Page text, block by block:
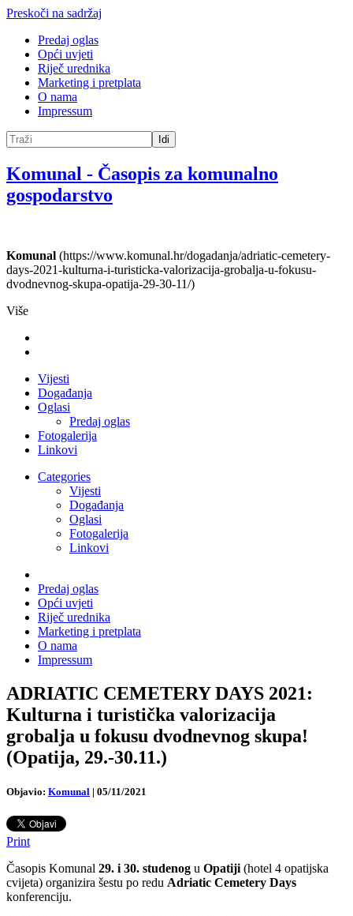
Preskoči na sadržaj
Predaj oglas
Opći uvjeti
Riječ urednika
Marketing i pretplata
O nama
Impressum
Idi
Komunal - Časopis za komunalno
gospodarstvo
Komunal (https://www.komunal.hr/dogadanja/adriatic-cemetery-
days-2021-kulturna-i-turisticka-valorizacija-grobalja-u-fokusu-
dvodnevnog-skupa-opatija-29-30-11/)
Više
Vijesti
Događanja
Oglasi
Predaj oglas
Fotogalerija
Linkovi
Categories
Vijesti
Događanja
Oglasi
Fotogalerija
Linkovi
Predaj oglas
Opći uvjeti
Riječ urednika
Marketing i pretplata
O nama
Impressum
ADRIATIC CEMETERY DAYS 2021:
Kulturna i turistička valorizacija
grobalja u fokusu dvodnevnog skupa!
(Opatija, 29.-30.11.)
Objavio: Komunal | 05/11/2021
Print
Časopis Komunal 29. i 30. studenog u Opatiji (hotel 4 opatijska
cvijeta) organizira šestu po redu Adriatic Cemetery Days
konferenciju.